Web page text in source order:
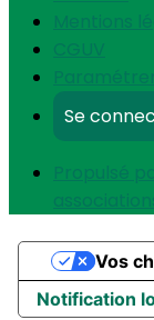
Mentions
CGUV
Se
Propulsé
Notification
Vos